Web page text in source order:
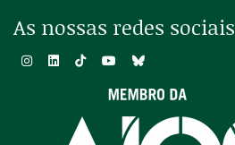
As nossas redes sociais